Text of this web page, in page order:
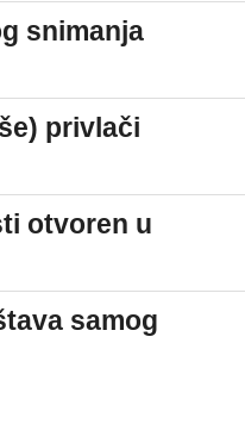
snimanja
privlači
otvoren u
samog